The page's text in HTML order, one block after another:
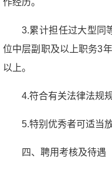
3.累计担任过大型同
位中层副职及以上职务3
以上。
4.符合有关法律法规
5.特别优秀者可适当
四、聘用考核及待遇